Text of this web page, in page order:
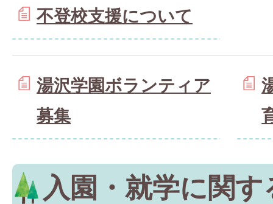
不登校支援について
湯沢学園ボランティア
募集
入園・就学に関す